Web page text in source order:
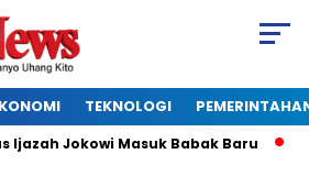
TEKNOLOGI
Jokowi Masuk Babak Baru